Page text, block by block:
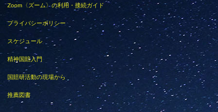
Zoom〈ズーム〉の利用・接続ガイド
プライバシーポリシー
スケジュール
精神国賠入門
国賠研活動の現場から
推薦図書